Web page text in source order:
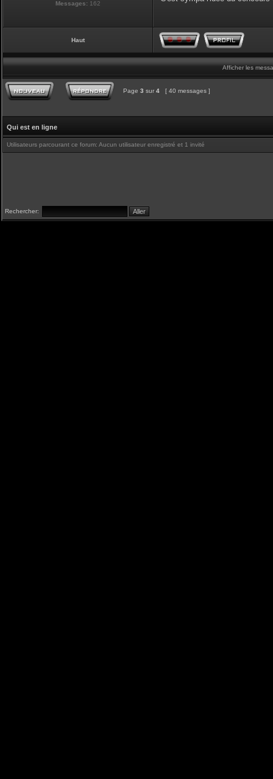
Messages: 162
Haut
Afficher les
Page 3 sur 4 [ 40 messages ]
Qui est en ligne
Utilisateurs parcourant ce forum: Aucun utilisateur enregistré et 1 invité
Rechercher: